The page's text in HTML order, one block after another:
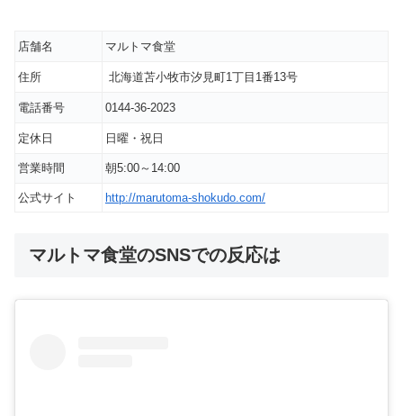
店舗名 マルトマ食堂
住所 北海道苫小牧市汐見町1丁目1番13号
電話番号 0144-36-2023
定休日 日曜・祝日
営業時間 朝5:00～14:00
公式サイト http://marutoma-shokudo.com/
マルトマ食堂のSNSでの反応は